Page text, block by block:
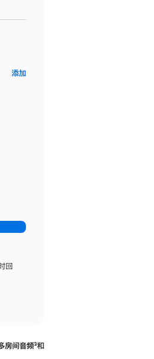
添加AppleCare+
回
房‍间音频脚
³和